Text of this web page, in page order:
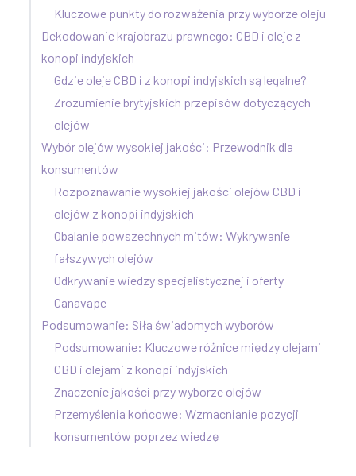
Kluczowe punkty do rozważenia przy wyborze oleju
Dekodowanie krajobrazu prawnego: CBD i oleje z
konopi indyjskich
Gdzie oleje CBD i z konopi indyjskich są legalne?
Zrozumienie brytyjskich przepisów dotyczących
olejów
Wybór olejów wysokiej jakości: Przewodnik dla
konsumentów
Rozpoznawanie wysokiej jakości olejów CBD i
olejów z konopi indyjskich
Obalanie powszechnych mitów: Wykrywanie
fałszywych olejów
Odkrywanie wiedzy specjalistycznej i oferty
Canavape
Podsumowanie: Siła świadomych wyborów
Podsumowanie: Kluczowe różnice między olejami
CBD i olejami z konopi indyjskich
Znaczenie jakości przy wyborze olejów
Przemyślenia końcowe: Wzmacnianie pozycji
konsumentów poprzez wiedzę